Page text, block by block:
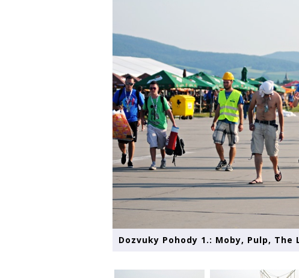
Dozvuky Pohody 1.: Moby, Pulp,